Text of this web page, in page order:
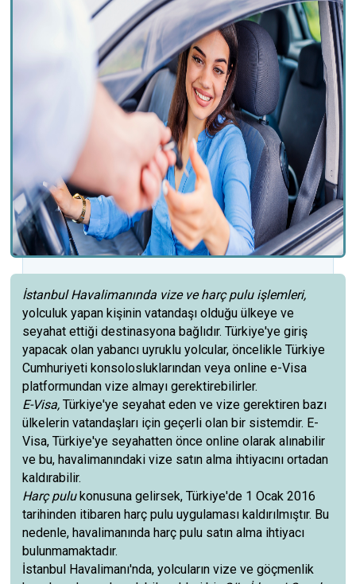
İstanbul Havalimanında vize ve harç pulu işlemleri,
yolculuk yapan kişinin vatandaşı olduğu ülkeye ve
seyahat ettiği destinasyona bağlıdır. Türkiye'ye giriş
yapacak olan yabancı uyruklu yolcular, öncelikle Türkiye
Cumhuriyeti konsolosluklarından veya online e-Visa
platformundan vize almayı gerektirebilirler.
E-Visa, Türkiye'ye seyahat eden ve vize gerektiren bazı
ülkelerin vatandaşları için geçerli olan bir sistemdir. E-
Visa, Türkiye'ye seyahatten önce online olarak alınabilir
ve bu, havalimanındaki vize satın alma ihtiyacını ortadan
kaldırabilir.
Harç pulukonusuna gelirsek, Türkiye'de 1 Ocak 2016
tarihinden itibaren harç pulu uygulaması kaldırılmıştır. Bu
nedenle, havalimanında harç pulu satın alma ihtiyacı
bulunmamaktadır.
İstanbul Havalimanı'nda, yolcuların vize ve göçmenlik